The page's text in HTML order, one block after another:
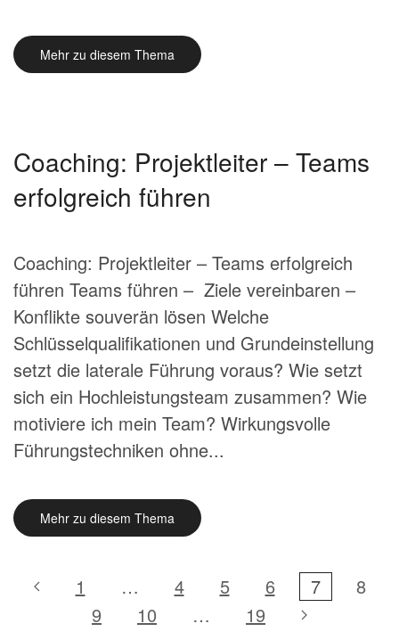
Mehr zu diesem Thema
Coaching: Projektleiter – Teams
erfolgreich führen
Coaching: Projektleiter – Teams erfolgreich
führen Teams führen – Ziele vereinbaren –
Konflikte souverän lösen Welche
Schlüsselqualifikationen und Grundeinstellung
setzt die laterale Führung voraus? Wie setzt
sich ein Hochleistungsteam zusammen? Wie
motiviere ich mein Team? Wirkungsvolle
Führungstechniken ohne...
Mehr zu diesem Thema
1 … 4 5 6 7
8
9
10 … 19